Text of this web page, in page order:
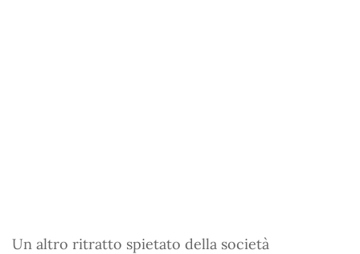
Un altro ritratto spietato della società